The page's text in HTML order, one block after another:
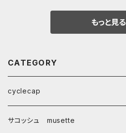
もっと見る
CATEGORY
cyclecap
handmade handpainted cyclecap
サコッシュ musette